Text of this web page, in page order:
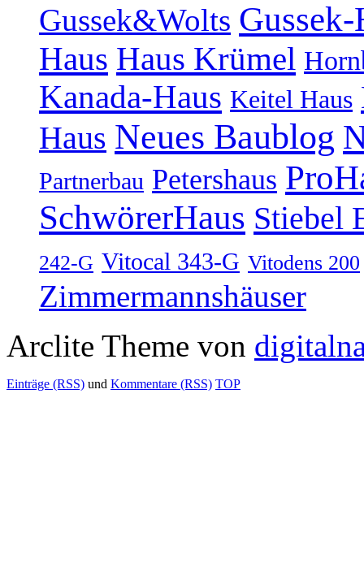
Gussek&Wolts Gussek-
Haus Haus Krümel
Kanada-Haus Keitel Haus
Haus Neues Baublog
Partnerbau Petershaus
SchwörerHaus Stiebel
242-G Vitocal 343-G Vitodens 200
Zimmermannshäuser
Arclite Theme von
Einträge (RSS) und Kommentare (RSS) TOP